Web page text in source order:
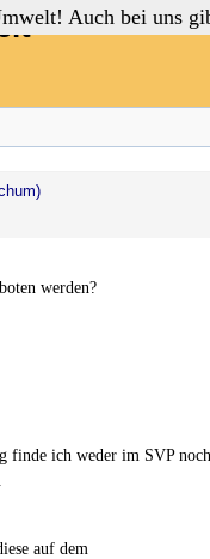
werden?
finde ich weder im SVP
auf dem
Auch bei uns